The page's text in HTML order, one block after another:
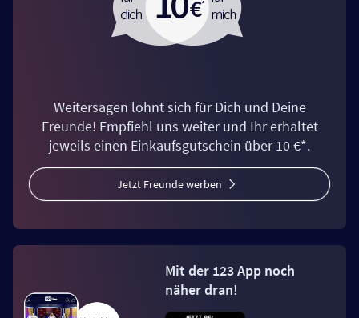
Weitersagen lohnt sich für Dich und Deine
Freunde! Empfiehl uns weiter und Ihr erhaltet
jeweils einen Einkaufsgutschein über 10 €*.
Jetzt Freunde werben
Mit der 123 App noch
näher dran!